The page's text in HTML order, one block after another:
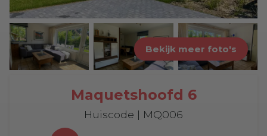
Bekijk meer foto's
Maquetshoofd 6
Huiscode | MQ006